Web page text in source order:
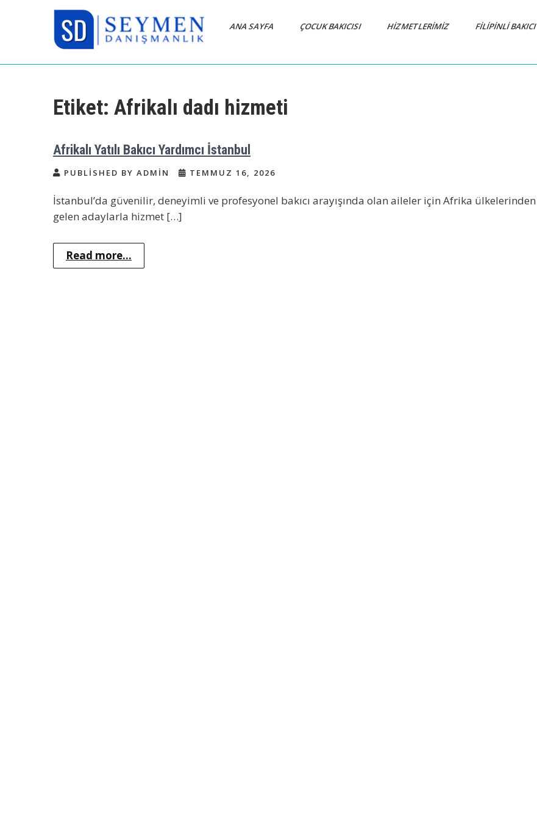
Bakıcı Yardımcı Dadı
İstanbul
Yatılı Bakıcı, Eve Yardımcı, Çocuk
ANA SAYFA ÇOCUK BAKICISI HİZMETLERİMİZ FİLİPİNLİ BAKICI
Etiket: Afrikalı dadı hizmeti
Afrikalı Yatılı Bakıcı Yardımcı İstanbul
PUBLISHED BY ADMIN TEMMUZ 16, 2026
İstanbul’da güvenilir, deneyimli ve profesyonel bakıcı arayışında olan aileler için Afrika ülkelerinden
gelen adaylarla hizmet […]
Read more...